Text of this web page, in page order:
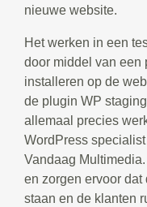
nieuwe website.
Het werken in een
door middel van een
installeren op de
de plugin WP
allemaal precies
WordPress
Vandaag
en zorgen ervoor
staan en de klanten